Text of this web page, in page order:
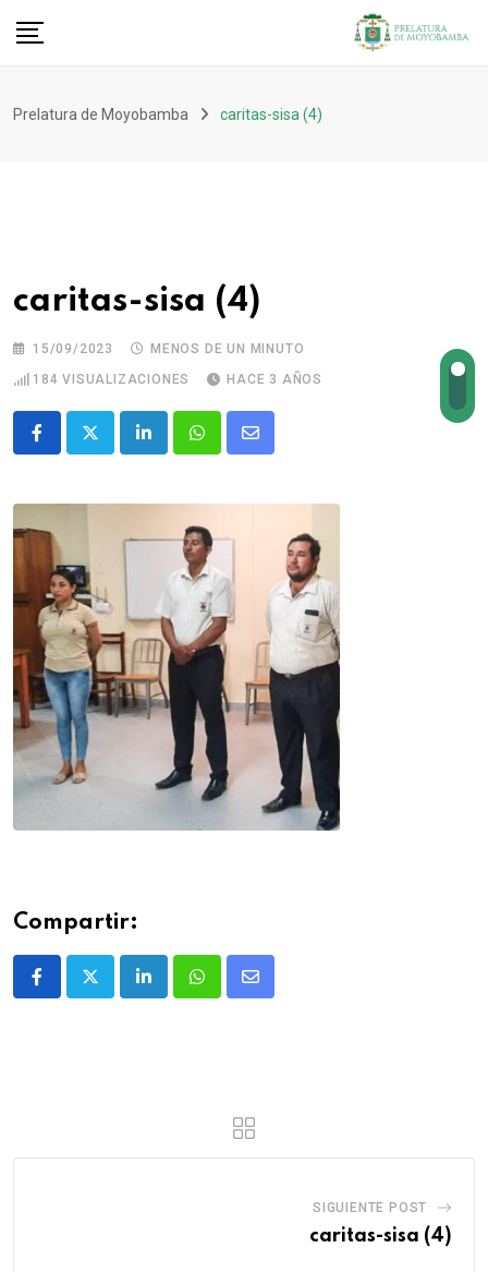
Prelatura de Moyobamba caritas-sisa (4)
caritas-sisa (4)
15/09/2023
MENOS DE UN MINUTO
184 VISUALIZACIONES HACE 3 AÑOS
Compartir:
SIGUIENTE POST
caritas-sisa (4)